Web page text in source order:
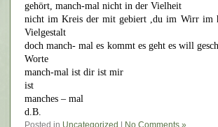
gehört, manch-mal nicht in der Vielheit
nicht im Kreis der mit gebiert ,du im Wirr im
Vielgestalt
doch manch- mal es kommt es geht es will
Worte
manch-mal ist dir ist mir
ist
manches – mal
d.B.
Posted in Uncategorized No Comments »